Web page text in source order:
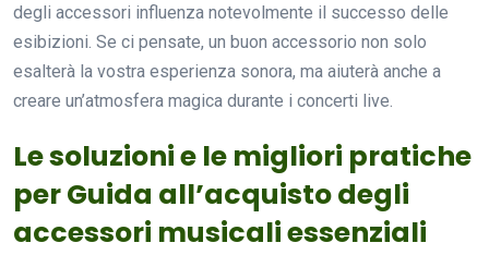
degli accessori influenza notevolmente il successo delle
esibizioni. Se ci pensate, un buon accessorio non solo
esalterà la vostra esperienza sonora, ma aiuterà anche a
creare un’atmosfera magica durante i concerti live.
Le soluzioni e le migliori pratiche
per Guida all’acquisto degli
accessori musicali essenziali